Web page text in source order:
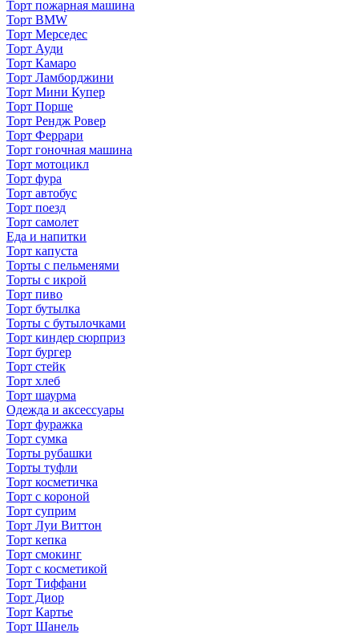
Торт пожарная машина
Торт BMW
Торт Мерседес
Торт Ауди
Торт Камаро
Торт Ламборджини
Торт Мини Купер
Торт Порше
Торт Рендж Ровер
Торт Феррари
Торт гоночная машина
Торт мотоцикл
Торт фура
Торт автобус
Торт поезд
Торт самолет
Еда и напитки
Торт капуста
Торты с пельменями
Торты с икрой
Торт пиво
Торт бутылка
Торты с бутылочками
Торт киндер сюрприз
Торт бургер
Торт стейк
Торт хлеб
Торт шаурма
Одежда и аксессуары
Торт фуражка
Торт сумка
Торты рубашки
Торты туфли
Торт косметичка
Торт с короной
Торт суприм
Торт Луи Виттон
Торт кепка
Торт смокинг
Торт с косметикой
Торт Тиффани
Торт Диор
Торт Картье
Торт Шанель